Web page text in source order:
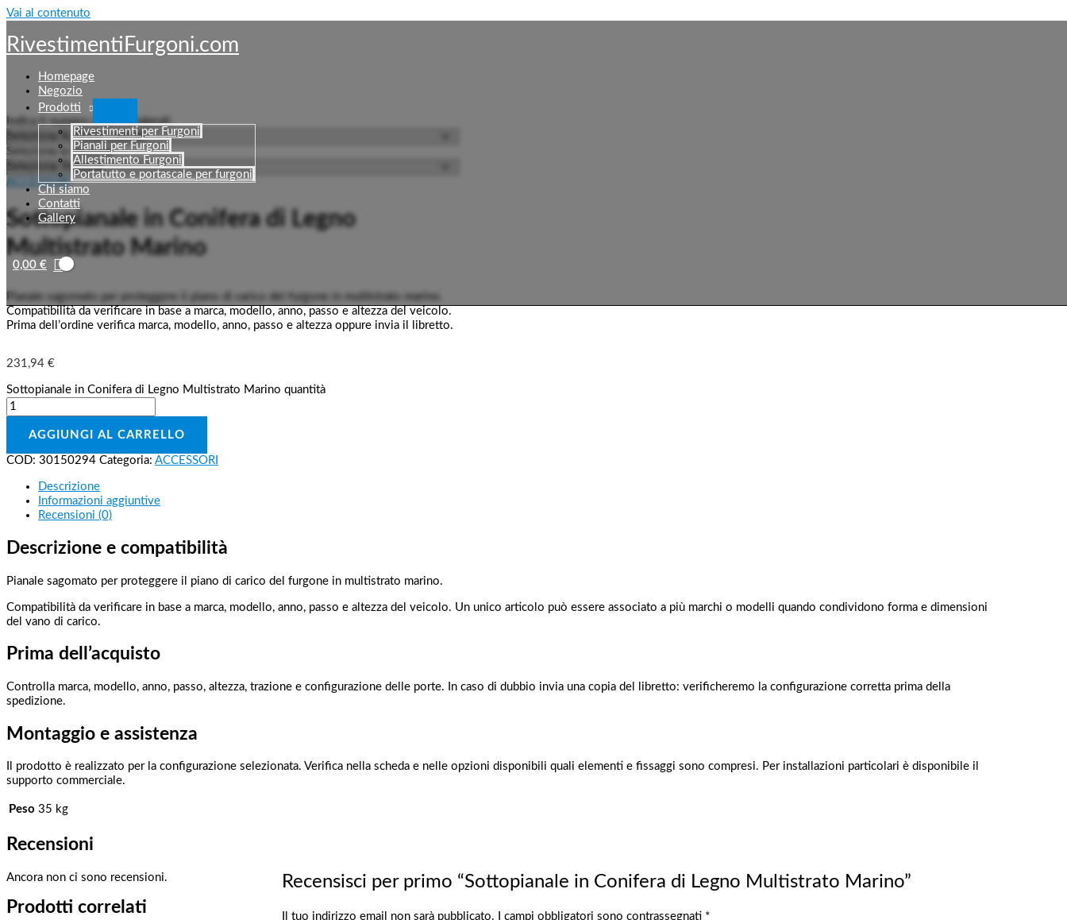
Vai al contenuto
RivestimentiFurgoni.com
Homepage
Negozio
Prodotti
Rivestimenti per Furgoni
Pianali per Furgoni
Allestimento Furgoni
Portatutto e portascale per furgoni
Chi siamo
Contatti
Gallery
0,00 €
Indica il numero di porte laterali
Seleziona la trazione
ACCESSORI
Sottopianale in Conifera di Legno
Multistrato Marino
231,94 €
Pianale sagomato per proteggere il piano di carico del furgone in multistrato marino.
Compatibilità da verificare in base a marca, modello, anno, passo e altezza del veicolo.
Prima dell’ordine verifica marca, modello, anno, passo e altezza oppure invia il libretto.
Sottopianale in Conifera di Legno Multistrato Marino quantità
AGGIUNGI AL CARRELLO
COD: 30150294 Categoria: ACCESSORI
Descrizione
Informazioni aggiuntive
Recensioni (0)
Descrizione e compatibilità
Pianale sagomato per proteggere il piano di carico del furgone in multistrato marino.
Compatibilità da verificare in base a marca, modello, anno, passo e altezza del veicolo. Un unico articolo può essere associato a più marchi o modelli quando condividono forma e dimensioni
del vano di carico.
Prima dell’acquisto
Controlla marca, modello, anno, passo, altezza, trazione e configurazione delle porte. In caso di dubbio invia una copia del libretto: verificheremo la configurazione corretta prima della
spedizione.
Montaggio e assistenza
Il prodotto è realizzato per la configurazione selezionata. Verifica nella scheda e nelle opzioni disponibili quali elementi e fissaggi sono compresi. Per installazioni particolari è disponibile il
supporto commerciale.
Peso 35 kg
Recensioni
Ancora non ci sono recensioni. Recensisci per primo “Sottopianale in Conifera di Legno Multistrato Marino”
Il tuo indirizzo email non sarà pubblicato. I campi obbligatori sono contrassegnati *
Prodotti correlati